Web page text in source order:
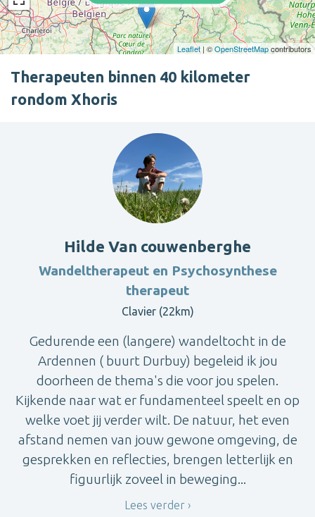
Leaflet | ©OpenStreetMapcontributors
Therapeuten binnen 40 kilometer
rondom Xhoris
Hilde Van couwenberghe
Wandeltherapeut en Psychosynthese
therapeut
Clavier (22km)
Gedurende een (langere) wandeltocht in de
Ardennen ( buurt Durbuy) begeleid ik jou
doorheen de thema's die voor jou spelen.
Kijkende naar wat er fundamenteel speelt en op
welke voet jij verder wilt. De natuur, het even
afstand nemen van jouw gewone omgeving, de
gesprekken en reflecties, brengen letterlijk en
figuurlijk zoveel in beweging...
Lees verder